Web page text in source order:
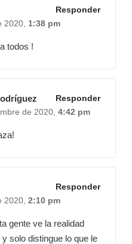
Responder
2020, 1:38 pm
todos !
Responder
de 2020, 4:42 pm
Responder
2020, 2:10 pm
gente ve la realidad
solo distingue lo que le